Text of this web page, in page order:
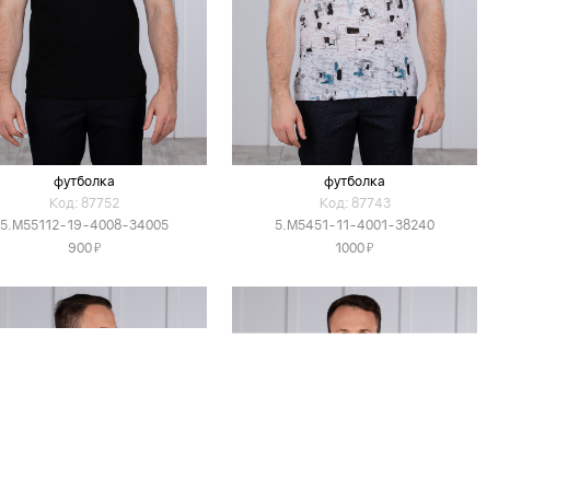
футболка
Код: 87752
5.M55112-19-4008-34005
900Я
футболка
Код: 87743
5.M5451-11-4001-38240
1000Я